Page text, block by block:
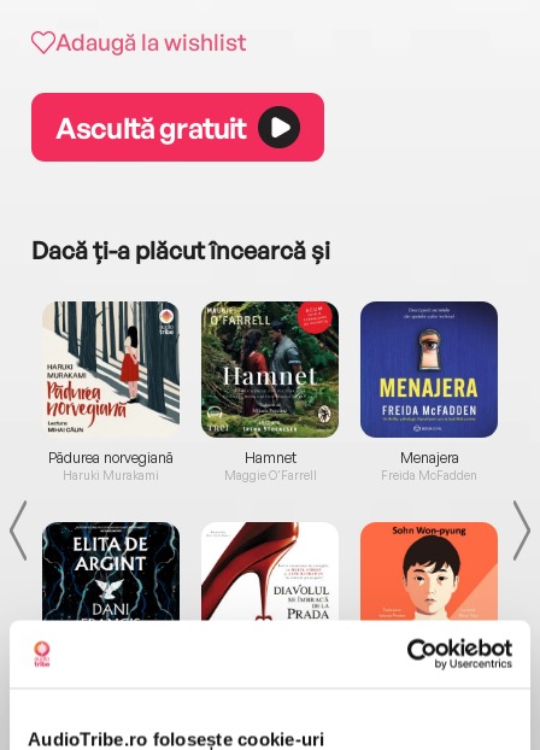
AudioTribe.ro folosește cookie-uri
Adaugă la wishlist
Ascultă gratuit
Dacă ți-a plăcut încearcă și
Pădurea norvegiană
Haruki Murakami
Hamnet
Maggie O'Farrell
Menajera
Freida McFadden